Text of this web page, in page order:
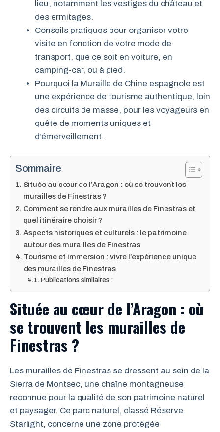
lieu, notamment les vestiges du château et
des ermitages.
Conseils pratiques pour organiser votre
visite en fonction de votre mode de
transport, que ce soit en voiture, en
camping-car, ou à pied.
Pourquoi la Muraille de Chine espagnole est
une expérience de tourisme authentique, loin
des circuits de masse, pour les voyageurs en
quête de moments uniques et
d’émerveillement.
Sommaire
Située au cœur de l’Aragon : où se trouvent les
murailles de Finestras ?
Comment se rendre aux murailles de Finestras et
quel itinéraire choisir ?
Aspects historiques et culturels : le patrimoine
autour des murailles de Finestras
Tourisme et immersion : vivre l’expérience unique
des murailles de Finestras
Publications similaires :
Située au cœur de l’Aragon : où
se trouvent les murailles de
Finestras ?
Les murailles de Finestras se dressent au sein de la
Sierra de Montsec, une chaîne montagneuse
reconnue pour la qualité de son patrimoine naturel
et paysager. Ce parc naturel, classé Réserve
Starlight, concerne une zone protégée